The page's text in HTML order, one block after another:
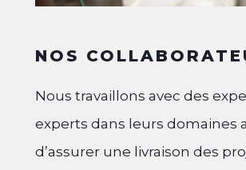
NOS
Nous travaillons avec des
experts dans leurs domaines
d’assurer une livraison des